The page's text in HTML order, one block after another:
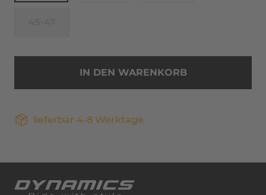
IN DEN WARENKORB
lieferbar 4-8 Werktage